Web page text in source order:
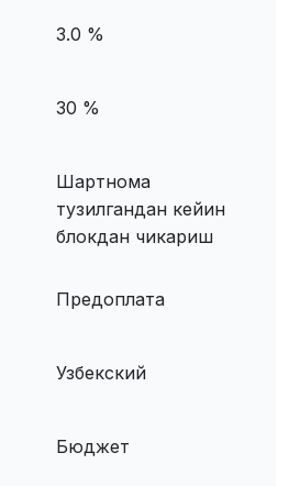
3.0 %
30 %
Шартнома
тузилгандан кейин
блокдан чикариш
Предоплата
Узбекский
Бюджет